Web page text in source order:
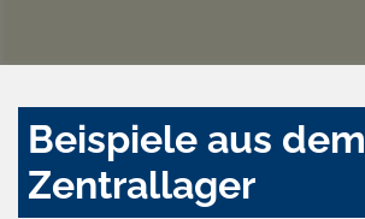
Beispiele aus dem
Zentrallager